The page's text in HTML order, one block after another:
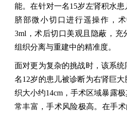
能。在针对一名15岁左肾积水
脐部微小切口进行遥操作，
3ml，术后切口美观且隐蔽，充
组织分离与重建中的精准度。
面对更为复杂的挑战时，该系
名12岁的患儿被诊断为右肾巨
织大小约14cm，手术区域暴露
常丰富，手术风险极高。在手